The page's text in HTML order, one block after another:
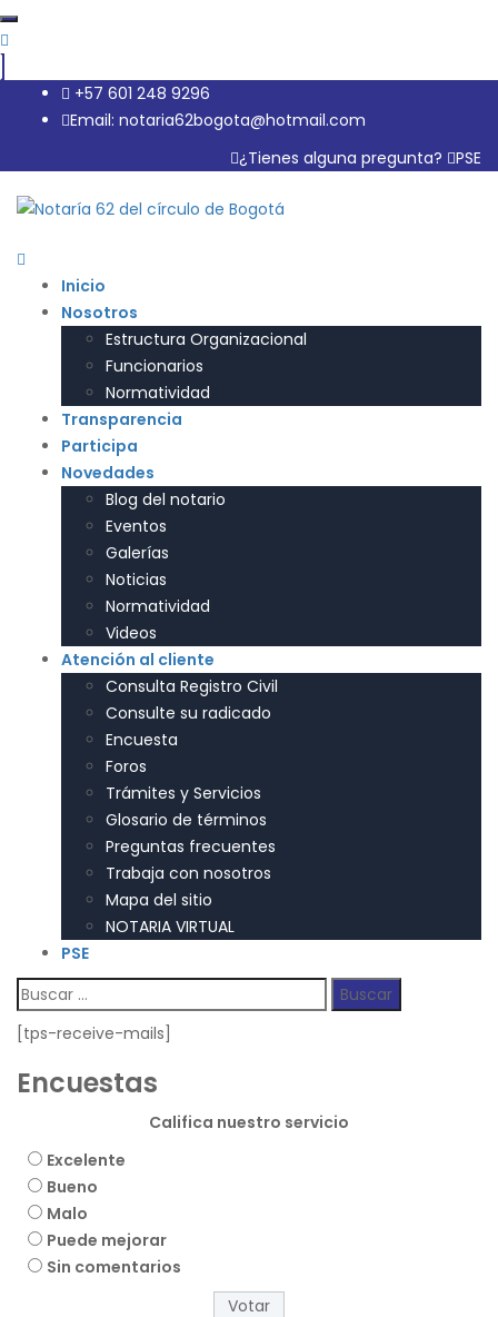
+57 601 248 9296
Email: notaria62bogota@hotmail.com
¿Tienes alguna pregunta?
PSE
Inicio
Nosotros
Estructura Organizacional
Funcionarios
Normatividad
Transparencia
Participa
Novedades
Blog del notario
Eventos
Galerías
Noticias
Normatividad
Videos
Atención al cliente
Consulta Registro Civil
Consulte su radicado
Encuesta
Foros
Trámites y Servicios
Glosario de términos
Preguntas frecuentes
Trabaja con nosotros
Mapa del sitio
NOTARIA VIRTUAL
PSE
Buscar:
[tps-receive-mails]
Encuestas
Califica nuestro servicio
Excelente
Bueno
Malo
Puede mejorar
Sin comentarios